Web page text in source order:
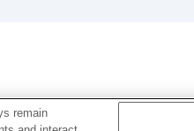
remain